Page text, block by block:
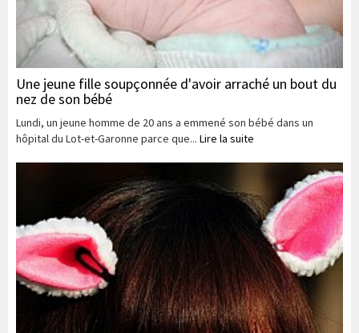
Une jeune fille soupçonnée d'avoir arraché un bout du
nez de son bébé
Lundi, un jeune homme de 20 ans a emmené son bébé dans un
hôpital du Lot-et-Garonne parce que... Lire la suite